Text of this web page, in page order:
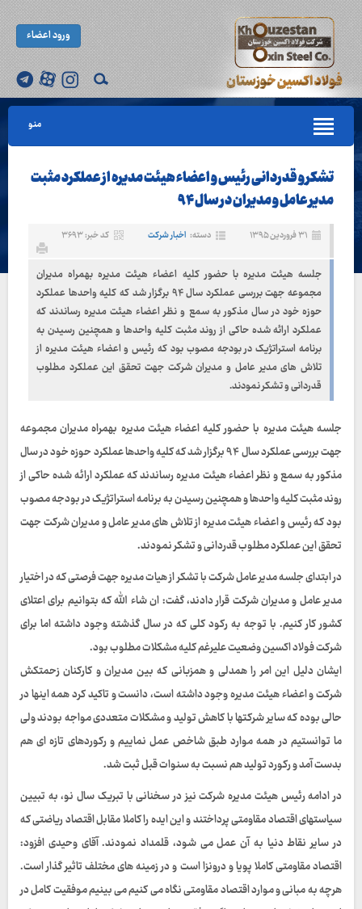
ورود اعضاء
منو
تشکر و قدردانی رئیس و اعضاء هیئت مدیره از عملکرد مثبت
مدیر عامل و مدیران در سال ۹۴
۳۱ فروردین ۱۳۹۵ دسته: اخبار شرکت کد خبر: ۳۶۹۳
جلسه هیئت مدیره با حضور کلیه اعضاء هیئت مدیره بهمراه مدیران
مجموعه جهت بررسی عملکرد سال ۹۴ برگزار شد که کلیه واحدها عملکرد
حوزه خود در سال مذکور به سمع و نظر اعضاء هیئت مدیره رساندند که
عملکرد ارائه شده حاکی از روند مثبت کلیه واحدها و همچنین رسیدن به
برنامه استراتژیک در بودجه مصوب بود که رئیس و اعضاء هیئت مدیره از
تلاش های مدیر عامل و مدیران شرکت جهت تحقق این عملکرد مطلوب
قدردانی و تشکر نمودند.
جلسه هیئت مدیره با حضور کلیه اعضاء هیئت مدیره بهمراه مدیران مجموعه
جهت بررسی عملکرد سال ۹۴ برگزار شد که کلیه واحدها عملکرد حوزه خود در سال
مذکور به سمع و نظر اعضاء هیئت مدیره رساندند که عملکرد ارائه شده حاکی از
روند مثبت کلیه واحدها و همچنین رسیدن به برنامه استراتژیک در بودجه مصوب
بود که رئیس و اعضاء هیئت مدیره از تلاش های مدیر عامل و مدیران شرکت جهت
تحقق این عملکرد مطلوب قدردانی و تشکر نمودند.
در ابتدای جلسه مدیر عامل شرکت با تشکر از هیات مدیره جهت فرصتی که در اختیار
مدیر عامل و مدیران شرکت قرار دادند، گفت: ان شاء الله که بتوانیم برای اعتلای
کشور کار کنیم. با توجه به رکود کلی که در سال گذشته وجود داشته اما برای
شرکت فولاد اکسین وضعیت علیرغم کلیه مشکلات مطلوب بود.
ایشان دلیل این امر را همدلی و همزبانی که بین مدیران و کارکنان زحمتکش
شرکت و اعضاء هیئت مدیره وجود داشته است، دانست و تاکید کرد همه اینها در
حالی بوده که سایر شرکتها با کاهش تولید و مشکلات متعددی مواجه بودند ولی
ما توانستیم در همه موارد طبق شاخص عمل نماییم و رکوردهای تازه ای هم
بدست آمد و رکورد تولید هم نسبت به سنوات قبل ثبت شد.
در ادامه رئیس هیئت مدیره شرکت نیز در سخنانی با تبریک سال نو، به تبیین
سیاستهای اقتصاد مقاومتی پرداختند و این ایده را کاملا مقابل اقتصاد ریاضتی که
در سایر نقاط دنیا به آن عمل می شود، قلمداد نمودند. آقای وحیدی افزود:
اقتصاد مقاومتی کاملا پویا و درونزا است و در زمینه های مختلف تاثیر گذار است.
هرچه به مبانی و موارد اقتصاد مقاومتی نگاه می کنیم می بینیم موفقیت کامل در